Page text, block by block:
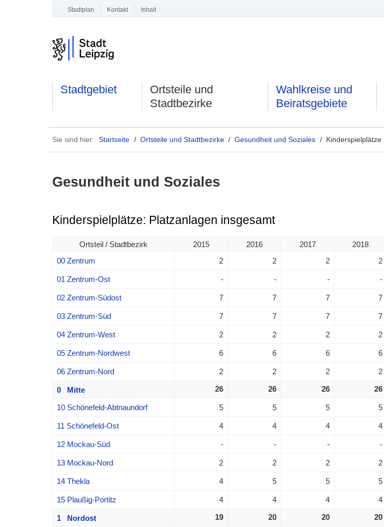
Stadtplan Kontakt Inhalt
Stadtgebiet
Ortsteile und
Stadtbezirke
Wahlkreise und
Beiratsgebiete
Sie sind hier: Startseite / Ortsteile und Stadtbezirke /Gesundheit und Soziales / Kinderspielplätze
Gesundheit und Soziales
Kinderspielplätze: Platzanlagen insgesamt
Ortsteil / Stadtbezirk 2015 2016 2017 2018
00 Zentrum
2 2 2 2
01 Zentrum-Ost - - - -
02 Zentrum-Südost 7 7 7 7
03 Zentrum-Süd 7 7 7 7
04 Zentrum-West 2 2 2 2
05 Zentrum-Nordwest 6 6 6 6
06 Zentrum-Nord 2 2 2 2
0 Mitte 26 26 26 26
10 Schönefeld-Abtnaundorf 5 5 5 5
11 Schönefeld-Ost 4 4 4 4
12 Mockau-Süd - - - -
13 Mockau-Nord 2 2 2 2
14 Thekla 4 5 5 5
15 Plaußig-Portitz 4 4 4 4
1 Nordost 19 20 20 20